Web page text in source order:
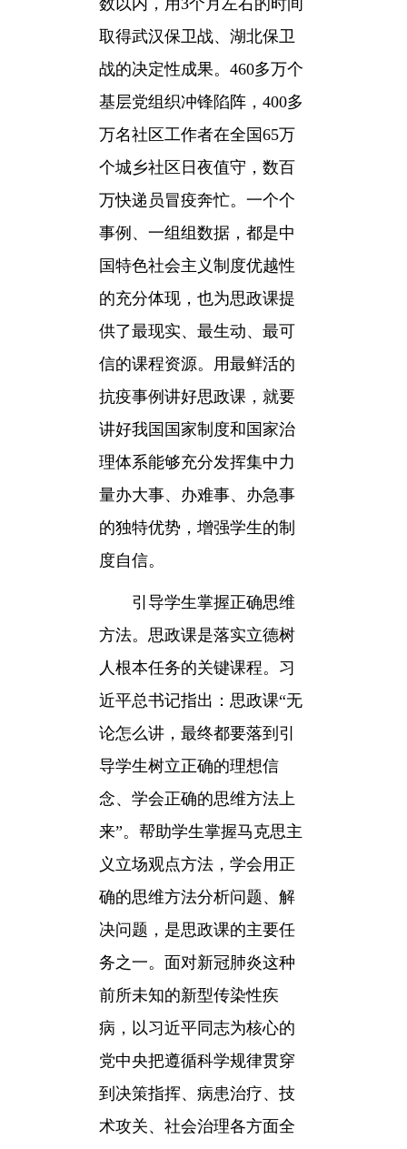
数以内，用3个月左右的时间
取得武汉保卫战、湖北保卫
战的决定性成果。460多万个
基层党组织冲锋陷阵，400多
万名社区工作者在全国65万
个城乡社区日夜值守，数百
万快递员冒疫奔忙。一个个
事例、一组组数据，都是中
国特色社会主义制度优越性
的充分体现，也为思政课提
供了最现实、最生动、最可
信的课程资源。用最鲜活的
抗疫事例讲好思政课，就要
讲好我国国家制度和国家治
理体系能够充分发挥集中力
量办大事、办难事、办急事
的独特优势，增强学生的制
度自信。
引导学生掌握正确思维
方法。思政课是落实立德树
人根本任务的关键课程。习
近平总书记指出：思政课“无
论怎么讲，最终都要落到引
导学生树立正确的理想信
念、学会正确的思维方法上
来”。帮助学生掌握马克思主
义立场观点方法，学会用正
确的思维方法分析问题、解
决问题，是思政课的主要任
务之一。面对新冠肺炎这种
前所未知的新型传染性疾
病，以习近平同志为核心的
党中央把遵循科学规律贯穿
到决策指挥、病患治疗、技
术攻关、社会治理各方面全